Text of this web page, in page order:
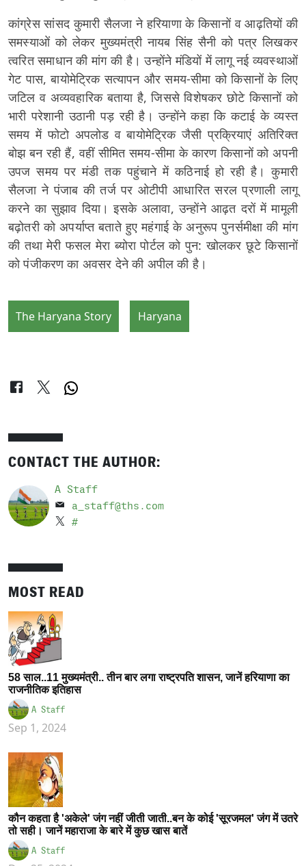
कांग्रेस सांसद कुमारी सैलजा ने हरियाणा के किसानों व आढ़तियों की
समस्याओं को लेकर मुख्यमंत्री नायब सिंह सैनी को पत्र लिखकर
त्वरित समाधान की मांग की है। उन्होंने मंडियों में लागू नई व्यवस्थाओं
गेट पास, बायोमेट्रिक सत्यापन और समय-सीमा को किसानों के लिए
जटिल व अव्यवहारिक बताया है, जिससे विशेषकर छोटे किसानों को
भारी परेशानी उठानी पड़ रही है। उन्होंने कहा कि कटाई के व्यस्त
समय में फोटो अपलोड व बायोमेट्रिक जैसी प्रक्रियाएं अतिरिक्त
बोझ बन रही हैं, वहीं सीमित समय-सीमा के कारण किसानों को अपनी
उपज समय पर मंडी तक पहुंचाने में कठिनाई हो रही है। कुमारी
सैलजा ने पंजाब की तर्ज पर ओटीपी आधारित सरल प्रणाली लागू
करने का सुझाव दिया। इसके अलावा, उन्होंने आढ़त दरों में मामूली
बढ़ोतरी को अपर्याप्त बताते हुए महंगाई के अनुरूप पुनर्समीक्षा की मांग
की तथा मेरी फसल मेरा ब्योरा पोर्टल को पुन: खोलकर छूटे किसानों
को पंजीकरण का अवसर देने की अपील की है।
The Haryana Story Haryana
CONTACT THE AUTHOR:
A Staff
a_staff@ths.com
#
MOST READ
58 साल..11 मुख्यमंत्री.. तीन बार लगा राष्ट्रपति शासन, जानें हरियाणा का
राजनीतिक इतिहास
A Staff
Sep 1, 2024
कौन कहता है 'अकेले' जंग नहीं जीती जाती..बन के कोई 'सूरजमल' जंग में उतरे
तो सही। जानें महाराजा के बारे में कुछ खास बातें
A Staff